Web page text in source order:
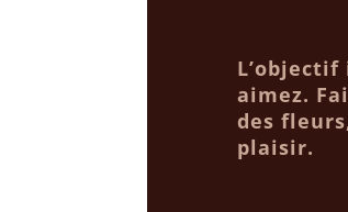
aimez.
des
plaisir.